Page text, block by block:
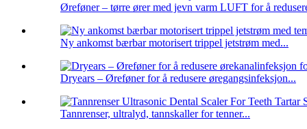
Øreføner – tørre ører med jevn varm LUFT for å
Ny ankomst bærbar motorisert trippel jetstrøm med...
Dryears – Øreføner for å redusere øregangsinfeksjon...
Tannrenser, ultralyd, tannskaller for tenner...